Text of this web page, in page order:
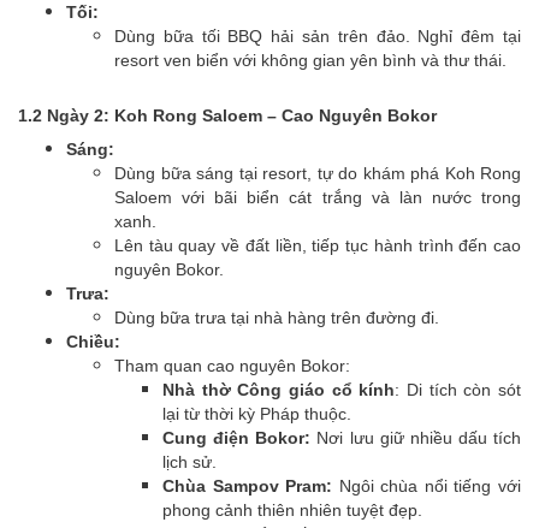
Tối:
Dùng bữa tối BBQ hải sản trên đảo. Nghỉ đêm tại
resort ven biển với không gian yên bình và thư thái.
1.2 Ngày 2: Koh Rong Saloem – Cao Nguyên Bokor
Sáng:
Dùng bữa sáng tại resort, tự do khám phá Koh Rong
Saloem với bãi biển cát trắng và làn nước trong
xanh.
Lên tàu quay về đất liền, tiếp tục hành trình đến cao
nguyên Bokor.
Trưa:
Dùng bữa trưa tại nhà hàng trên đường đi.
Chiều:
Tham quan cao nguyên Bokor:
Nhà thờ Công giáo cổ kính: Di tích còn sót
lại từ thời kỳ Pháp thuộc.
Cung điện Bokor: Nơi lưu giữ nhiều dấu tích
lịch sử.
Chùa Sampov Pram: Ngôi chùa nổi tiếng với
phong cảnh thiên nhiên tuyệt đẹp.